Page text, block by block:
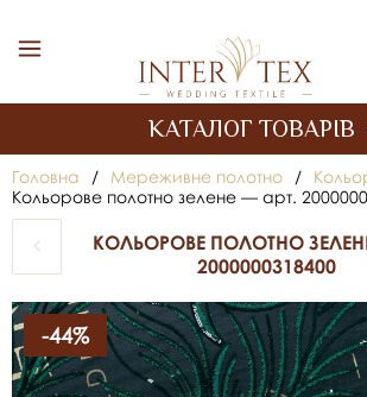
КАТАЛОГ ТОВАРІВ
Головна / Мереживне полотно /
Кольорове полотно зелене — арт.
КОЛЬОРОВЕ ПОЛОТНО
2000000318400
-44%